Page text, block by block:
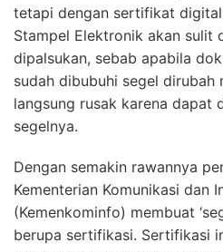
tetapi dengan sertifikat
Stampel Elektronik akan sulit
dipalsukan, sebab apabila
sudah dibubuhi segel dirubah
langsung rusak karena dapat
segelnya.
Dengan semakin rawannya
Kementerian Komunikasi dan
(Kemenkominfo) membuat
berupa sertifikasi. Sertifikasi